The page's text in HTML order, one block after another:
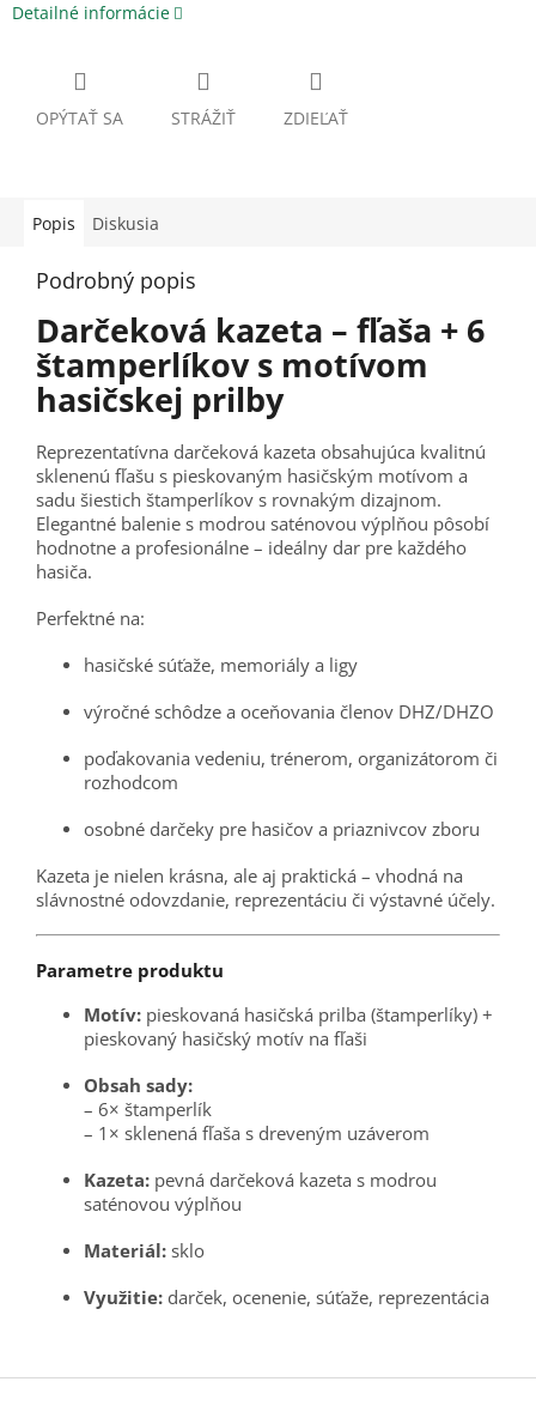
Detailné informácie
OPÝTAŤ SA STRÁŽIŤ ZDIEĽAŤ
Popis Diskusia
Podrobný popis
Darčeková kazeta – fľaša + 6
štamperlíkov s motívom
hasičskej prilby
Reprezentatívna darčeková kazeta obsahujúca kvalitnú
sklenenú fľašu s pieskovaným hasičským motívom a
sadu šiestich štamperlíkov s rovnakým dizajnom.
Elegantné balenie s modrou saténovou výplňou pôsobí
hodnotne a profesionálne – ideálny dar pre každého
hasiča.
Perfektné na:
hasičské súťaže, memoriály a ligy
výročné schôdze a oceňovania členov DHZ/DHZO
poďakovania vedeniu, trénerom, organizátorom či
rozhodcom
osobné darčeky pre hasičov a priaznivcov zboru
Kazeta je nielen krásna, ale aj praktická – vhodná na
slávnostné odovzdanie, reprezentáciu či výstavné účely.
Parametre produktu
Motív: pieskovaná hasičská prilba (štamperlíky) +
pieskovaný hasičský motív na fľaši
Obsah sady:
– 6× štamperlík
– 1× sklenená fľaša s dreveným uzáverom
Kazeta: pevná darčeková kazeta s modrou
saténovou výplňou
Materiál: sklo
Využitie: darček, ocenenie, súťaže, reprezentácia
Z